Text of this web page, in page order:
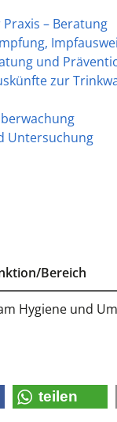
– Beratung
und
zur
Untersuchung
Bereich
Hygiene und
teilen